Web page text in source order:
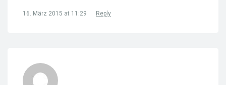
16. März 2015 at 11:29 Reply